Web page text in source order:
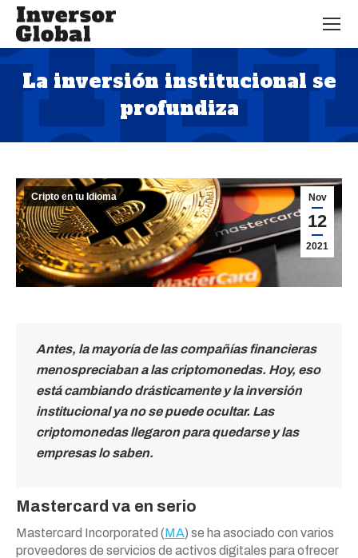
La inversión institucional se
profundiza
Estás aquí:
Nov
12
2021
Cripto en tu Idioma
Antes, la mayoría de las compañías financieras
menospreciaban a las criptomonedas. Hoy, eso
está cambiando drásticamente y la inversión
institucional ya no se puede ocultar. Las
criptomonedas llegaron para quedarse y las
empresas lo saben.
Mastercard va en serio
Mastercard Incorporated (MA) se ha asociado con varios
proveedores de servicios de activos digitales para ofrecer